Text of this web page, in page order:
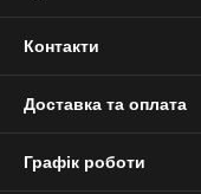
Контакти
Доставка та оплата
Графік роботи